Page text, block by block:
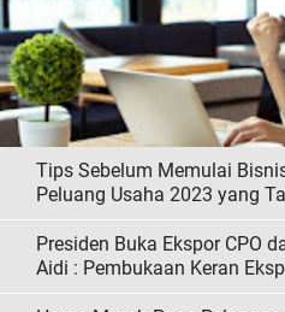
Tips Sebelum Memulai
Peluang Usaha 2023 yang
Presiden Buka Ekspor CPO
Aidi : Pembukaan Keran